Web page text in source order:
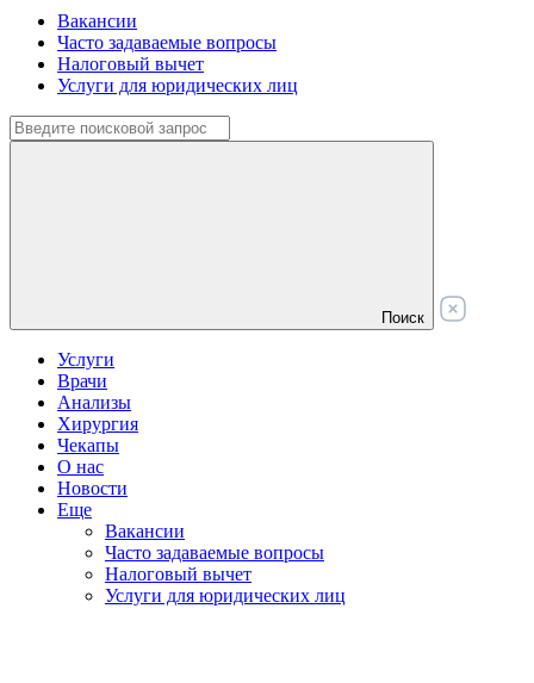
Вакансии
Часто задаваемые вопросы
Налоговый вычет
Услуги для юридических лиц
Поиск
Услуги
Врачи
Анализы
Хирургия
Чекапы
О нас
Новости
Еще
Вакансии
Часто задаваемые вопросы
Налоговый вычет
Услуги для юридических лиц